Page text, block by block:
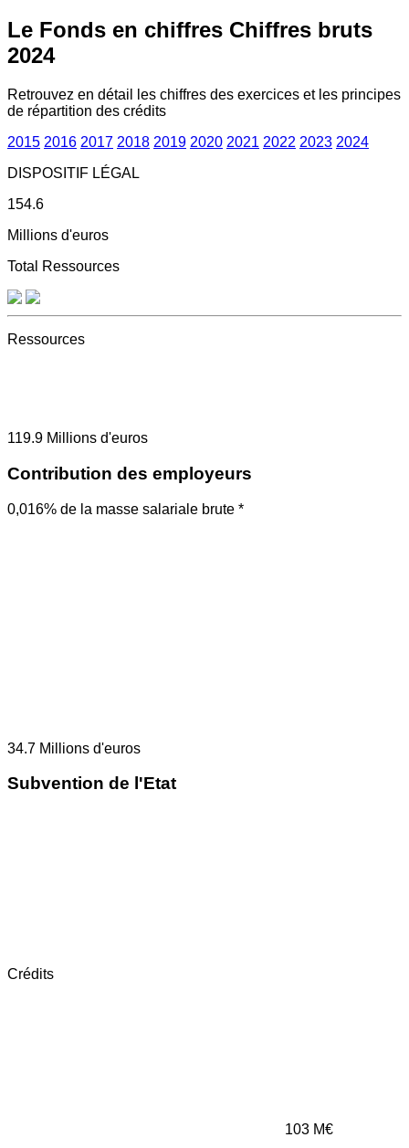
Le Fonds en chiffres Chiffres bruts
2024
Retrouvez en détail les chiffres des exercices et les principes
de répartition des crédits
2015 2016 2017 2018 2019 2020 2021 2022 2023 2024
DISPOSITIF LÉGAL
154.6
Millions d'euros
Total Ressources
Ressources
119.9 Millions d'euros
Contribution des employeurs
0,016% de la masse salariale brute *
34.7 Millions d'euros
Subvention de l'Etat
Crédits
103 M€